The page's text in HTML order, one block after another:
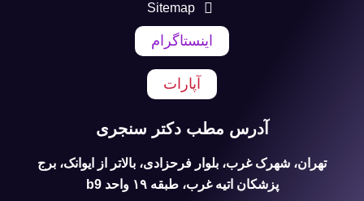
Sitemap
اینستاگرام
آپارات
آدرس مطب دکتر سنجری
تهران، شهرک غرب، بلوار فرحزادی، بالاتر از ایوانک، برج
پزشکان اتیه غرب، طبقه ۱۹ واحد b9